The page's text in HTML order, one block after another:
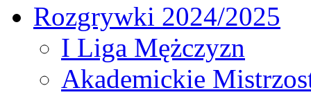
Rozgrywki 2024/2025
I Liga Mężczyzn
Akademickie